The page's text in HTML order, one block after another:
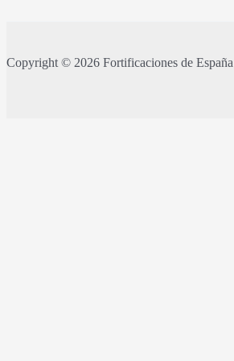
Copyright © 2026 Fortificaciones de España